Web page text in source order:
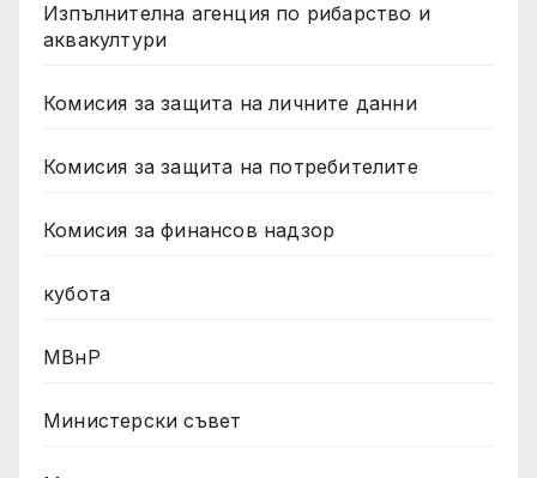
Изпълнителна агенция по рибарство и
аквакултури
Комисия за защита на личните данни
Комисия за защита на потребителите
Комисия за финансов надзор
кубота
МВнР
Министерски съвет